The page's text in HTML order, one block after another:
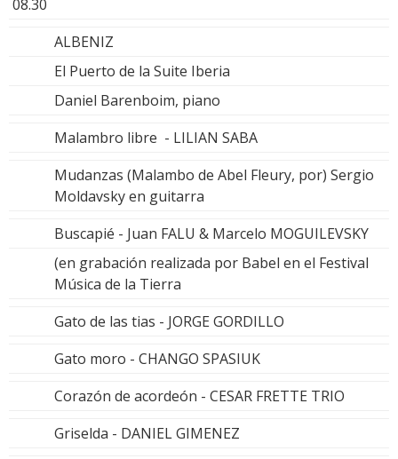
08.30
ALBENIZ
El Puerto de la Suite Iberia
Daniel Barenboim, piano
Malambro libre - LILIAN SABA
Mudanzas (Malambo de Abel Fleury, por) Sergio
Moldavsky en guitarra
Buscapié - Juan FALU & Marcelo MOGUILEVSKY
(en grabación realizada por Babel en el Festival
Música de la Tierra
Gato de las tias - JORGE GORDILLO
Gato moro - CHANGO SPASIUK
Corazón de acordeón - CESAR FRETTE TRIO
Griselda - DANIEL GIMENEZ